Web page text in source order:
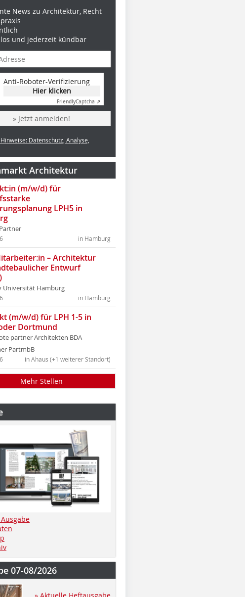
News zu Architektur, Recht
und jederzeit kündbar
Anti-Roboter-Verifizierung
Hier klicken
FriendlyCaptcha ⇗
» Jetzt anmelden!
Datenschutz, Analyse,
Architektur
(m/w/d) für
LPH5 in
in Hamburg
– Architektur
Entwurf
Universität Hamburg
in Hamburg
(m/w/d) für LPH 1-5 in
Dortmund
partner Architekten BDA
PartmbB
in Ahaus (+1 weiterer Standort)
Mehr Stellen
07-08/2026